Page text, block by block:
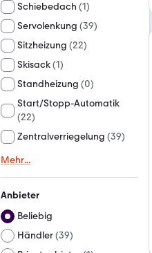
Schiebedach (1)
Servolenkung (39)
Sitzheizung (22)
Skisack(1)
Standheizung (0)
Start/Stopp-Automatik
(22)
Zentralverriegelung (39)
Mehr...
Anbieter
Beliebig
Händler(39)